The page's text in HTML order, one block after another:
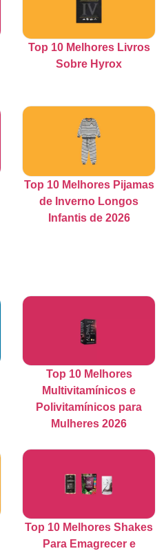
Top 10 Melhores Livros
Sobre Hyrox
Top 10 Melhores Pijamas
de Inverno Longos
Infantis de 2026
Top 10 Melhores
Multivitamínicos e
Polivitamínicos para
Mulheres 2026
Top 10 Melhores Shakes
Para Emagrecer e